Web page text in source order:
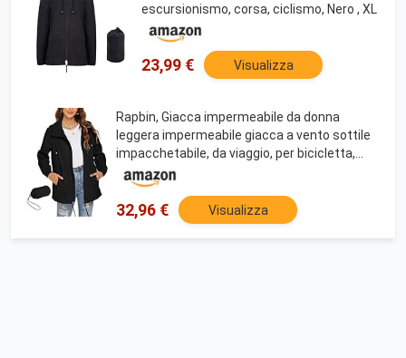
escursionismo, corsa, ciclismo, Nero , XL
23,99 € Visualizza
Rapbin, Giacca impermeabile da donna
leggera impermeabile giacca a vento sottile
impacchetabile, da viaggio, per bicicletta,
giacca a vento, Nero , XXL
32,96 € Visualizza